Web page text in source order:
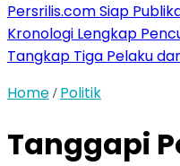
Persrilis.com Siap
Kronologi Lengkap
Tangkap Tiga Pelaku
Home / Politik
Tanggapi